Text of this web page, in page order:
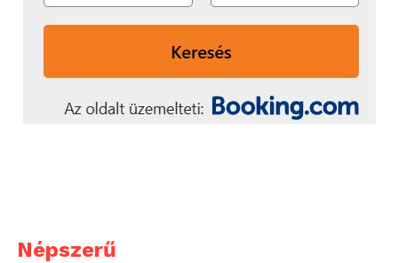
Népszerű